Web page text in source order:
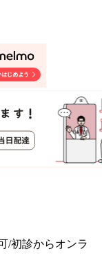
/初診からオンラ